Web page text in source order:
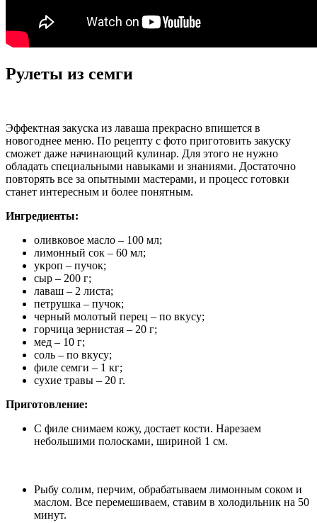
Рулеты из семги
Эффектная закуска из лаваша прекрасно впишется в
новогоднее меню. По рецепту с фото приготовить закуску
сможет даже начинающий кулинар. Для этого не нужно
обладать специальными навыками и знаниями. Достаточно
повторять все за опытными мастерами, и процесс готовки
станет интересным и более понятным.
Ингредиенты:
оливковое масло – 100 мл;
лимонный сок – 60 мл;
укроп – пучок;
сыр – 200 г;
лаваш – 2 листа;
петрушка – пучок;
черный молотый перец – по вкусу;
горчица зернистая – 20 г;
мед – 10 г;
соль – по вкусу;
филе семги – 1 кг;
сухие травы – 20 г.
Приготовление:
С филе снимаем кожу, достает кости. Нарезаем
небольшими полосками, шириной 1 см.
Рыбу солим, перчим, обрабатываем лимонным соком и
маслом. Все перемешиваем, ставим в холодильник на 50
минут.